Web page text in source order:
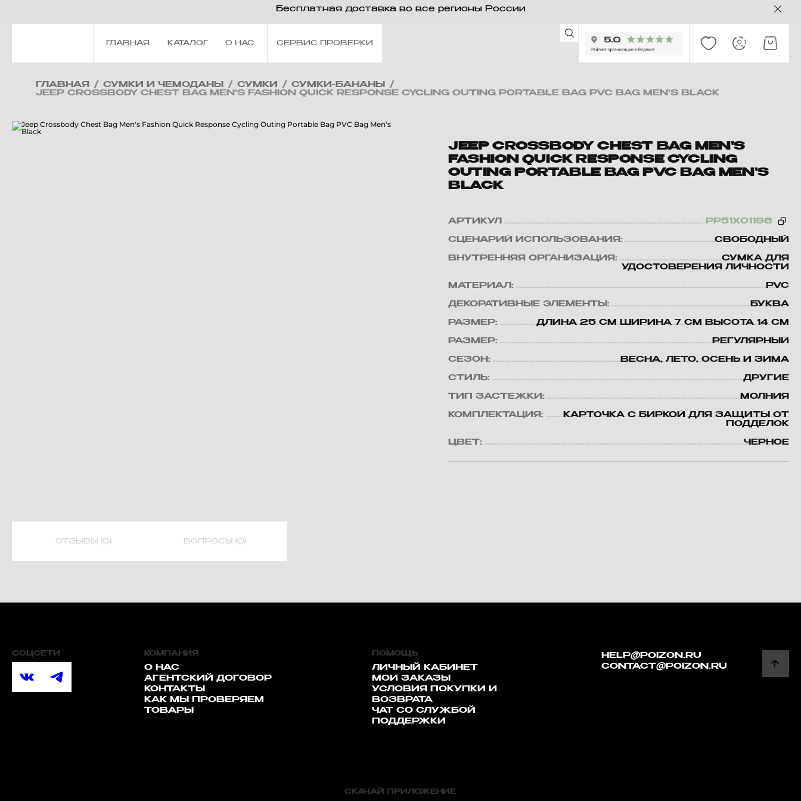
Бесплатная доставка во все регионы России
ГЛАВНАЯ КАТАЛОГ О НАС СЕРВИС ПРОВЕРКИ
ГЛАВНАЯ / СУМКИ И ЧЕМОДАНЫ / СУМКИ / СУМКИ-БАНАНЫ
/
JEEP CROSSBODY CHEST BAG MEN'S FASHION QUICK RESPONSE CYCLING OUTING PORTABLE BAG PVC BAG MEN'S BLACK
JEEP CROSSBODY CHEST BAG MEN'S
FASHION QUICK RESPONSE CYCLING
OUTING PORTABLE BAG PVC BAG MEN'S
BLACK
АРТИКУЛ PP51X01198
СЦЕНАРИЙ ИСПОЛЬЗОВАНИЯ: СВОБОДНЫЙ
ВНУТРЕННЯЯ ОРГАНИЗАЦИЯ:
СУМКА ДЛЯ
УДОСТОВЕРЕНИЯ ЛИЧНОСТИ
МАТЕРИАЛ: PVC
ДЕКОРАТИВНЫЕ ЭЛЕМЕНТЫ: БУКВА
РАЗМЕР: ДЛИНА 25 СМ ШИРИНА 7 СМ ВЫСОТА 14 СМ
РАЗМЕР: РЕГУЛЯРНЫЙ
СЕЗОН: ВЕСНА, ЛЕТО, ОСЕНЬ И ЗИМА
СТИЛЬ: ДРУГИЕ
ТИП ЗАСТЕЖКИ: МОЛНИЯ
КОМПЛЕКТАЦИЯ:
КАРТОЧКА С БИРКОЙ ДЛЯ ЗАЩИТЫ ОТ
ПОДДЕЛОК
ЦВЕТ: ЧЕРНОЕ
ОТЗЫВЫ (0) ВОПРОСЫ (0)
СОЦСЕТИ КОМПАНИЯ
О НАС
АГЕНТСКИЙ ДОГОВОР
КОНТАКТЫ
КАК МЫ ПРОВЕРЯЕМ
ТОВАРЫ
HELP@POIZON.RU
CONTACT@POIZON.RU
ПОМОЩЬ
ЛИЧНЫЙ КАБИНЕТ
МОИ ЗАКАЗЫ
УСЛОВИЯ ПОКУПКИ И
ВОЗВРАТА
ЧАТ СО СЛУЖБОЙ
ПОДДЕРЖКИ
СКАЧАЙ ПРИЛОЖЕНИЕ